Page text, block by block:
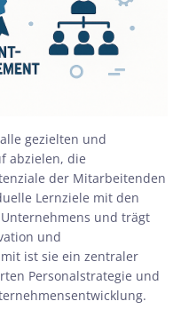
gezielten und
abzielen, die
der Mitarbeitenden
Lernziele mit den
und trägt
und
ist sie ein zentraler
Personalstrategie und